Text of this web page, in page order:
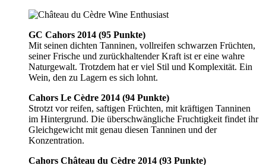
GC Cahors 2014 (95 Punkte)
Mit seinen dichten Tanninen, vollreifen schwarzen Früchten,
seiner Frische und zurückhaltender Kraft ist er eine wahre
Naturgewalt. Trotzdem hat er viel Stil und Komplexität. Ein
Wein, den zu Lagern es sich lohnt.
Cahors Le Cèdre 2014 (94 Punkte)
Strotzt vor reifen, saftigen Früchten, mit kräftigen Tanninen
im Hintergrund. Die überschwängliche Fruchtigkeit findet ihr
Gleichgewicht mit genau diesen Tanninen und der
Konzentration.
Cahors Château du Cèdre 2014 (93 Punkte)